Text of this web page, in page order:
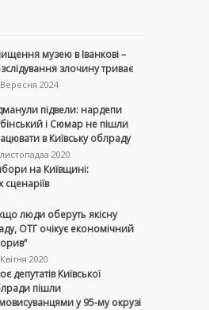
музею в Іванкові –
злочину триває
2024
підвели: нардепи
і Сюмар не пішли
в Київську облраду
2020
на Київщині:
люди оберуть якісну
ОТГ очікує економічний
2020
депутатів Київської
пішли
у 95-му окрузі